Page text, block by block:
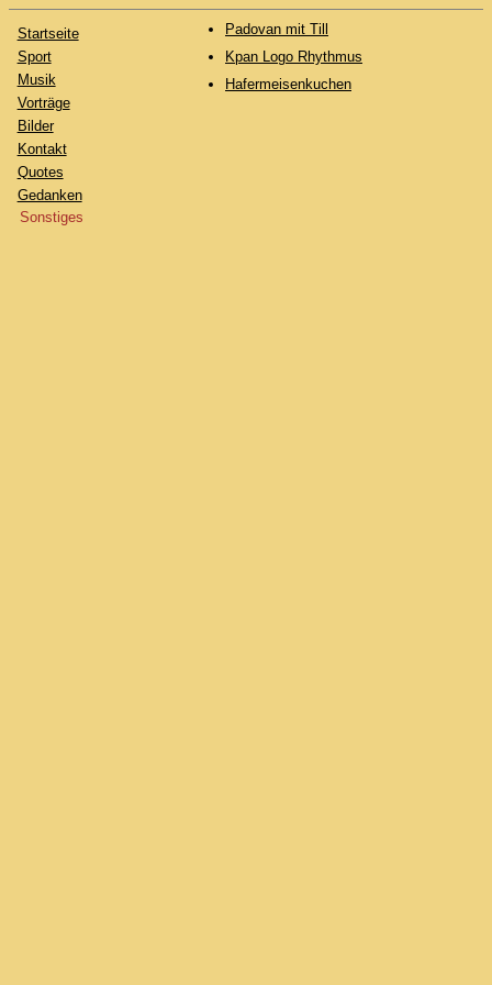
Startseite
Sport
Musik
Vorträge
Bilder
Kontakt
Quotes
Gedanken
Sonstiges
Padovan mit Till
Kpan Logo Rhythmus
Hafermeisenkuchen